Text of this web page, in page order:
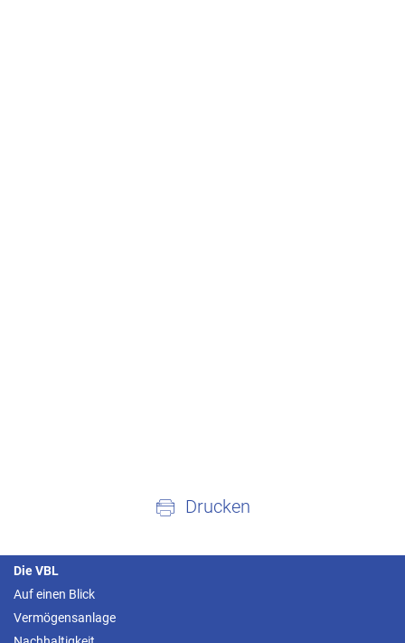
Drucken
Die VBL
Auf einen Blick
Vermögensanlage